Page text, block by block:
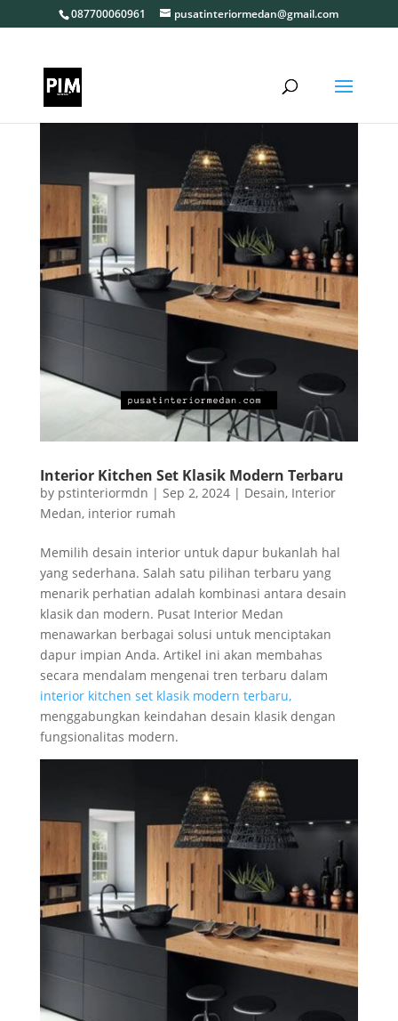
087700060961 pusatinteriormedan@gmail.com
Interior Kitchen Set Klasik Modern Terbaru
by pstinteriormdn | Sep 2, 2024| Desain, Interior
Medan, interior rumah
Memilih desain interior untuk dapur bukanlah hal
yang sederhana. Salah satu pilihan terbaru yang
menarik perhatian adalah kombinasi antara desain
klasik dan modern. Pusat Interior Medan
menawarkan berbagai solusi untuk menciptakan
dapur impian Anda. Artikel ini akan membahas
secara mendalam mengenai tren terbaru dalam
interior kitchen set klasik modern terbaru,
menggabungkan keindahan desain klasik dengan
fungsionalitas modern.